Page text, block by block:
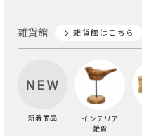
雑貨館 雑貨館はこちら
新着商品
インテリア
雑貨